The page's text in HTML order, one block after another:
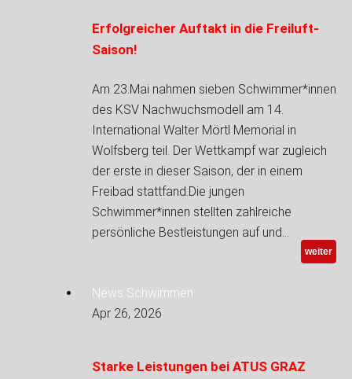
Erfolgreicher Auftakt in die Freiluft-
Saison!
Am 23.Mai nahmen sieben Schwimmer*innen
des KSV Nachwuchsmodell am 14.
International Walter Mörtl Memorial in
Wolfsberg teil. Der Wettkampf war zugleich
der erste in dieser Saison, der in einem
Freibad stattfand.Die jungen
Schwimmer*innen stellten zahlreiche
persönliche Bestleistungen auf und…
weiter
News Schwimmen
Apr 26, 2026
Starke Leistungen bei ATUS GRAZ